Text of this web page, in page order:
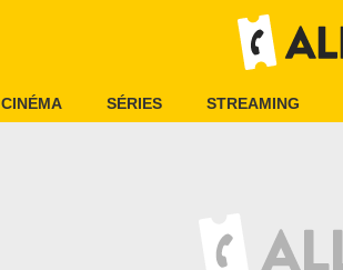
CINÉMA SÉRIES STREAMING